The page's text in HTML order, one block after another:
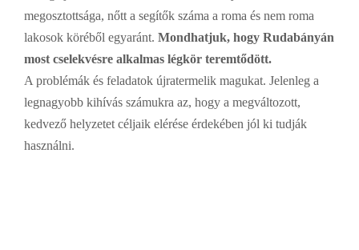
megosztottsága, nőtt a segítők száma a roma és nem roma
lakosok köréből egyaránt. Mondhatjuk, hogy Rudabányán
most cselekvésre alkalmas légkör teremtődött.
A problémák és feladatok újratermelik magukat. Jelenleg a
legnagyobb kihívás számukra az, hogy a megváltozott,
kedvező helyzetet céljaik elérése érdekében jól ki tudják
használni.